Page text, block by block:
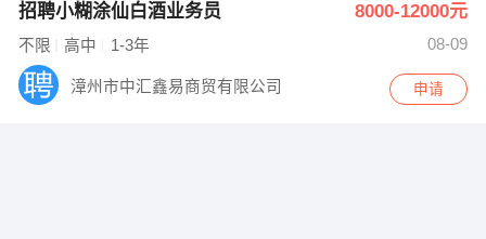
招聘小糊涂仙白酒业务员 8000-12000元
不限 高中 1-3年 08-09
漳州市中汇鑫易商贸有限公司 申请